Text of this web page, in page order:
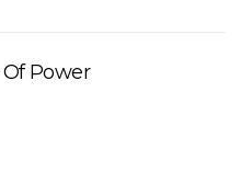
Power